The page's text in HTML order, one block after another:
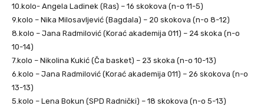
10.kolo- Angela Ladinek (Ras) – 16 skokova (n-o 11-5)
9.kolo – Nika Milosavljević (Bagdala) – 20 skokova (n-o 8-12)
8.kolo – Jana Radmilović (Korać akademija 011) – 24 skoka (n-o
10-14)
7.kolo – Nikolina Kukić (Ča basket) – 23 skoka (n-o 10-13)
6.kolo – Jana Radmilović (Korać akademija 011) – 26 skokova (n-o
13-13)
5.kolo – Lena Bokun (SPD Radnički) – 18 skokova (n-o 5-13)